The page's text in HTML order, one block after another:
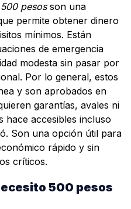
pesosson una
permite obtener dinero
mínimos. Están
de emergencia
modesta sin pasar por
Por lo general, estos
y son aprobados en
garantías, avales ni
hace accesibles incluso
Son una opción útil para
rápido y sin
críticos.
500 pesos